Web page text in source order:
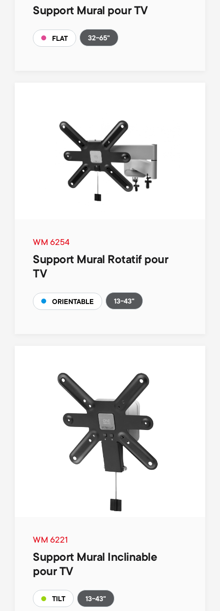
Support Mural pour TV
FLAT 32-65"
WM 6254
Support Mural Rotatif pour
TV
ORIENTABLE 13-43"
WM 6221
Support Mural Inclinable
pour TV
TILT 13-43"